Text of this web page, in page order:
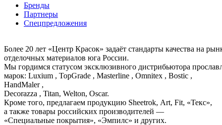
Бренды
Партнеры
Спецпредложения
Более 20 лет «Центр Красок» задаёт стандарты качества на
отделочных материалов юга России.
Мы гордимся статусом эксклюзивного дистрибьютора
марок: Luxium , TopGrade , Masterline , Omnitex , Bostic ,
HandMaler ,
Decorazza , Titan, Welton, Oscar.
Кроме того, предлагаем продукцию Sheetrok, Art, Fit, «Текс»,
а также товары российских производителей —
«Специальные покрытия», «Эмпилс» и других.